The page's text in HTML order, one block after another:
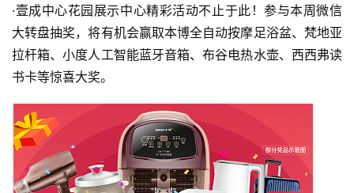
首
·壹成中心花园展示中心精彩活动不止于此！参与本周微信
大转盘抽奖，将有机会赢取本博全自动按摩足浴盆、梵地亚
拉杆箱、小度人工智能蓝牙音箱、布谷电热水壶、西西弗读
书卡等惊喜大奖。